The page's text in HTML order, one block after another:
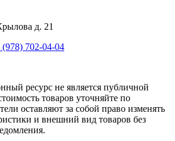
д. 21
(978) 702-04-04
ресурс не является публичной
товаров уточняйте по
оставляют за собой право изменять
и внешний вид товаров без